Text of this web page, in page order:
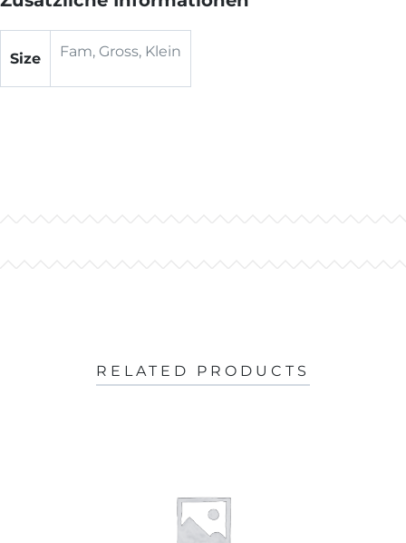
Size Fam, Gross, Klein
RELATED PRODUCTS